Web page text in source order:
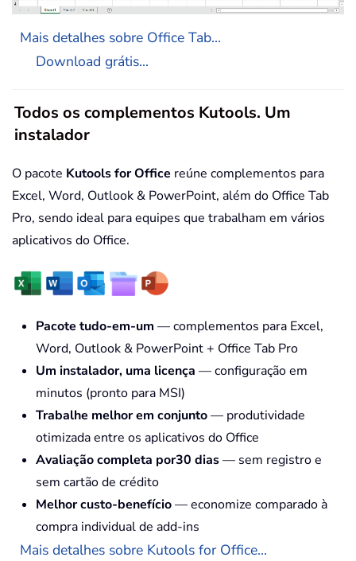
Mais detalhes sobre Office Tab...
Download grátis...
Todos os complementos Kutools. Um
instalador
O pacote Kutools for Office reúne complementos para
Excel, Word, Outlook & PowerPoint, além do Office Tab
Pro, sendo ideal para equipes que trabalham em vários
aplicativos do Office.
Pacote tudo-em-um — complementos para Excel,
Word, Outlook & PowerPoint + Office Tab Pro
Um instalador, uma licença — configuração em
minutos (pronto para MSI)
Trabalhe melhor em conjunto— produtividade
otimizada entre os aplicativos do Office
Avaliação completa por30 dias— sem registro e
sem cartão de crédito
Melhor custo-benefício— economize comparado à
compra individual de add-ins
Mais detalhes sobre Kutools for Office...